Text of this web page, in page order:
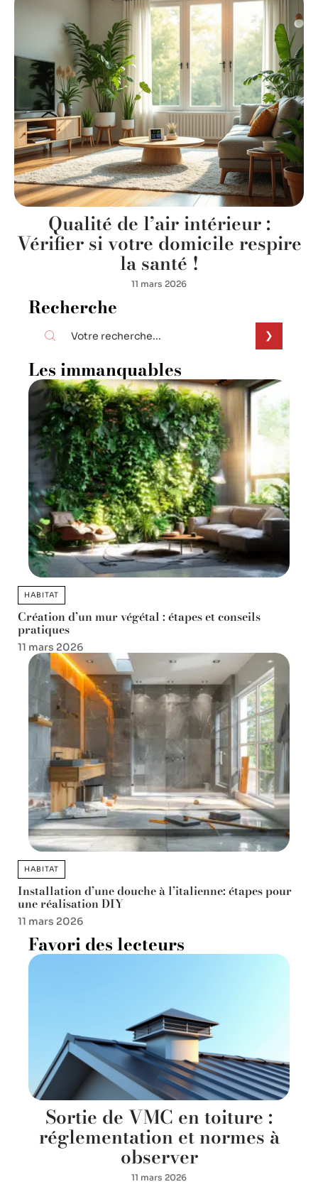
Qualité de l’air intérieur :
Vérifier si votre domicile respire
la santé !
11 mars 2026
Recherche
Les immanquables
HABITAT
Création d’un mur végétal : étapes et conseils
pratiques
11 mars 2026
HABITAT
Installation d’une douche à l’italienne: étapes pour
une réalisation DIY
11 mars 2026
Favori des lecteurs
Sortie de VMC en toiture :
réglementation et normes à
observer
11 mars 2026